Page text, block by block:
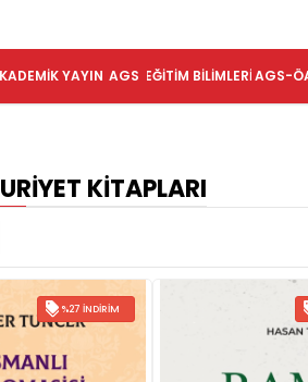
AGS-
EĞITIM BILIMLERI
AGS
YAYIN
KITAPLARI
%27 İNDIRIM